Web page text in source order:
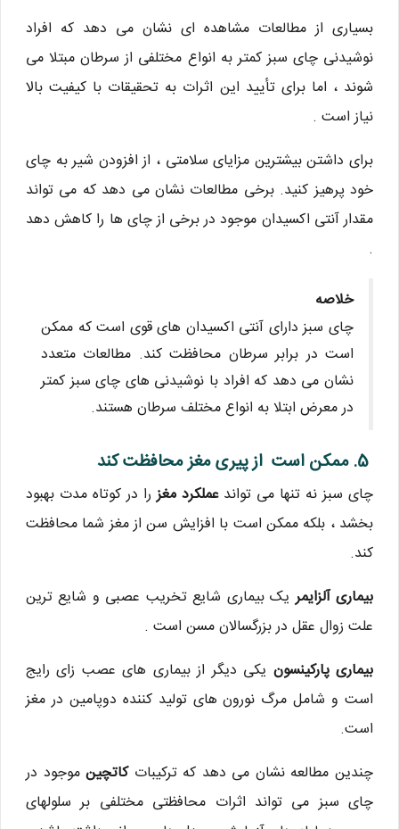
بسیاری از مطالعات مشاهده ای نشان می دهد که افراد
نوشیدنی چای سبز کمتر به انواع مختلفی از سرطان مبتلا می
شوند ، اما برای تأیید این اثرات به تحقیقات با کیفیت بالا
نیاز است .
برای داشتن بیشترین مزایای سلامتی ، از افزودن شیر به چای
خود پرهیز کنید. برخی مطالعات نشان می دهد که می تواند
مقدار آنتی اکسیدان موجود در برخی از چای ها را کاهش دهد
.
خلاصه
چای سبز دارای آنتی اکسیدان های قوی است که ممکن
است در برابر سرطان محافظت کند. مطالعات متعدد
نشان می دهد که افراد با نوشیدنی های چای سبز کمتر
در معرض ابتلا به انواع مختلف سرطان هستند.
5. ممکن است از پیری مغز محافظت کند
چای سبز نه تنها می تواندعملکرد مغزرا در کوتاه مدت بهبود
بخشد ، بلکه ممکن است با افزایش سن از مغز شما محافظت
کند.
بیماری آلزایمر یک بیماری شایع تخریب عصبی و شایع ترین
علت زوال عقل در بزرگسالان مسن است .
بیماری پارکینسون یکی دیگر از بیماری های عصب زای رایج
است و شامل مرگ نورون های تولید کننده دوپامین در مغز
است.
چندین مطالعه نشان می دهد که ترکیباتکاتچینموجود در
چای سبز می تواند اثرات محافظتی مختلفی بر سلولهای